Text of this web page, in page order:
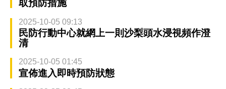
取預防措施
2025-10-05 09:13
民防行動中心就網上一則沙梨頭水浸視頻作澄
清
2025-10-05 01:45
宣佈進入即時預防狀態